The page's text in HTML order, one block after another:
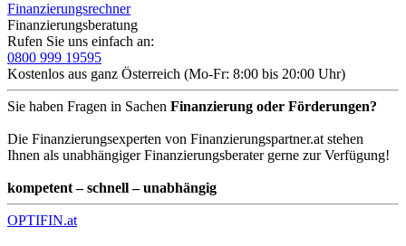
Finanzierungsrechner
Finanzierungsberatung
Rufen Sie uns einfach an:
0800 999 19595
Kostenlos aus ganz Österreich (Mo-Fr: 8:00 bis 20:00 Uhr)
Sie haben Fragen in Sachen Finanzierung oder Förderungen?
Die Finanzierungsexperten von Finanzierungspartner.at stehen
Ihnen als unabhängiger Finanzierungsberater gerne zur Verfügung!
kompetent – schnell – unabhängig
OPTIFIN.at